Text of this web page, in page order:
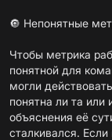
🔘 Непонятные
Чтобы метрика
понятной для
могли
понятна ли та
объяснения её
сталкивался.